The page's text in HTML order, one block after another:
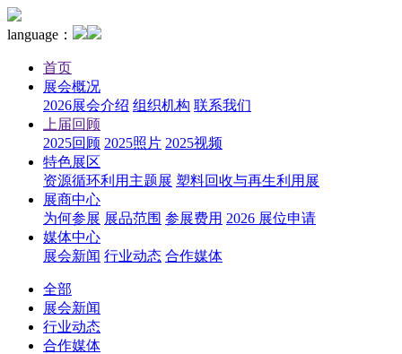
language：
首页
展会概况
2026展会介绍 组织机构 联系我们
上届回顾
2025回顾 2025照片 2025视频
特色展区
资源循环利用主题展 塑料回收与再生利用展
展商中心
为何参展 展品范围 参展费用 2026 展位申请
媒体中心
展会新闻 行业动态 合作媒体
全部
展会新闻
行业动态
合作媒体